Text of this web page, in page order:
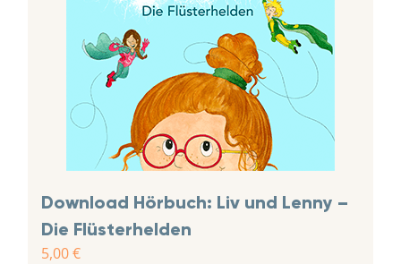
Download Hörbuch: Liv und Lenny –
Die Flüsterhelden
5,00€